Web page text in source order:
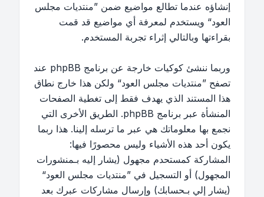
إنشاؤه عندما تطالع مواضيع ضمن ”منتديات مجلس
العود“ ويستخدم لمعرفة أي مواضيع قد قمت
بقراءتها وبالتالي إثراء تجربة المستخدم.
وربما ننشئ كوكيات خارجة عن برنامج phpBB عند
تصفح ”منتديات مجلس العود“ ولكن هذا خارج نطاق
هذا المستند الذي يهدف فقط إلى تغطية الصفحات
المنشأة عبر برنامج phpBB. الطريق الأخرى التي
نجمع بها معلوماتك هي عبر ما ترسله إلينا. هذا ربما
يكون أحد هذه الأشياء وليس محصورًا فيها:
المشاركة كمستحدم مجهول (يشار إليه بـمنشورات
المجهول) أو التسجيل في ”منتديات مجلس العود“
(يشار إلي بـحسابك) وإرسال مشاركات عبرك بعد